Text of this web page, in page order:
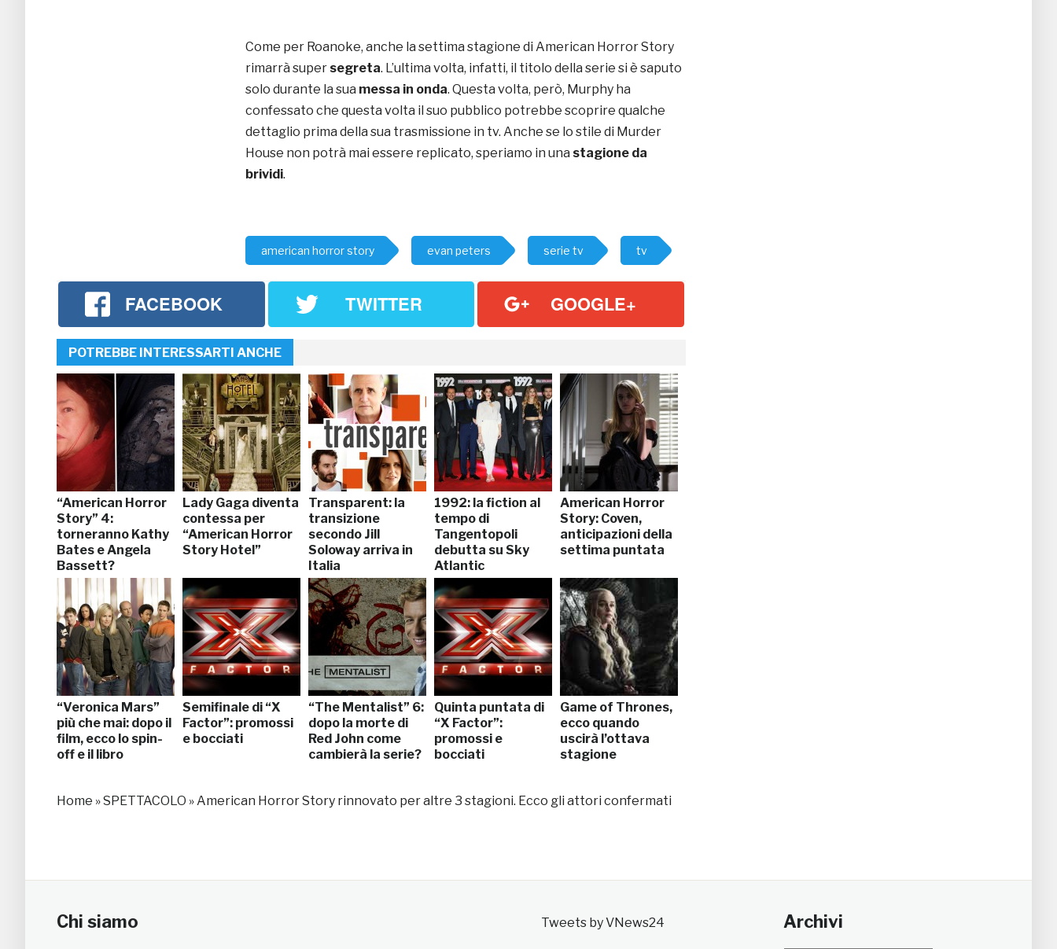
Come per Roanoke, anche la settima stagione di American Horror Story
rimarrà super segreta. L’ultima volta, infatti, il titolo della serie si è saputo
solo durante la sua messa in onda. Questa volta, però, Murphy ha
confessato che questa volta il suo pubblico potrebbe scoprire qualche
dettaglio prima della sua trasmissione in tv. Anche se lo stile di Murder
House non potrà mai essere replicato, speriamo in una stagione da
brividi.
american horror story evan peters serie tv tv
FACEBOOK TWITTER GOOGLE+
POTREBBE INTERESSARTI ANCHE
“American Horror
Story” 4:
torneranno Kathy
Bates e Angela
Bassett?
Lady Gaga diventa
contessa per
“American Horror
Story Hotel”
Transparent: la
transizione
secondo Jill
Soloway arriva in
Italia
1992: la fiction al
tempo di
Tangentopoli
debutta su Sky
Atlantic
American Horror
Story: Coven,
anticipazioni della
settima puntata
“Veronica Mars”
più che mai: dopo il
film, ecco lo spin-
off e il libro
Semifinale di “X
Factor”: promossi
e bocciati
“The Mentalist” 6:
dopo la morte di
Red John come
cambierà la serie?
Quinta puntata di
“X Factor”:
promossi e
bocciati
Game of Thrones,
ecco quando
uscirà l’ottava
stagione
Home »SPETTACOLO » American Horror Story rinnovato per altre 3 stagioni. Ecco gli attori confermati
Chi siamo Tweets by VNews24 Archivi